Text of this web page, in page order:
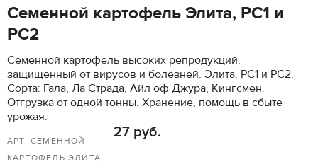
Семенной картофель Элита, РС1 и
РС2
Семенной картофель высоких репродукций,
защищенный от вирусов и болезней. Элита, РС1 и РС2.
Сорта: Гала, Ла Страда, Айл оф Джура, Кингсмен.
Отгрузка от одной тонны. Хранение, помощь в сбыте
урожая.
АРТ. СЕМЕННОЙ
КАРТОФЕЛЬ ЭЛИТА,
27 руб.